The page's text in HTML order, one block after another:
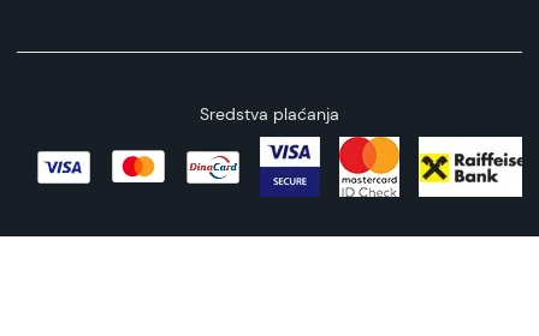
Sredstva plaćanja